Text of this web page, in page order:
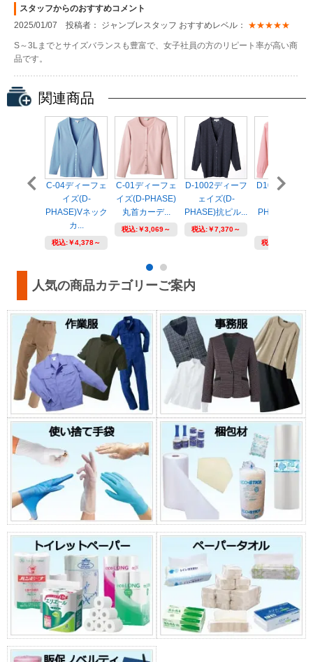
スタッフからのおすすめコメント
2025/01/07 投稿者： ジャンブレスタッフ おすすめレベル：
★★★★★
S～3Lまでとサイズバランスも豊富で、女子社員の方のリピート率が高い商
品です。
関連商品
C-04ディーフェ
イズ(D-
PHASE)Vネック
カ...
税込:￥4,378～
C-01ディーフェ
イズ(D-PHASE)
丸首カーデ...
税込:￥3,069～
D-1002ディーフ
ェイズ(D-
PHASE)抗ピル...
税込:￥7,370～
D1013ディー
PHASE)抗ピ
税込:
人気の商品カテゴリーご案内